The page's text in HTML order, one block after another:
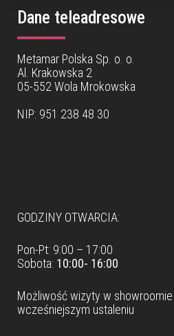
Dane teleadresowe
Metamar Polska Sp. o. o.
Al. Krakowska 2
05-552 Wola Mrokowska
NIP: 951 238 48 30
GODZINY OTWARCIA:
Pon-Pt: 9:00 – 17:00
Sobota: 10:00- 16:00
Możliwość wizyty w showroomie
wcześniejszym ustaleniu